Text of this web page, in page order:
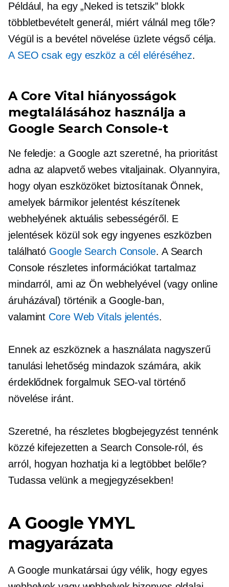
Például, ha egy „Neked is tetszik” blokk
többletbevételt generál, miért válnál meg tőle?
Végül is a bevétel növelése üzlete végső célja.
A SEO csak egy eszköz a cél eléréséhez.
A Core Vital hiányosságok
megtalálásához használja a
Google Search Console-t
Ne feledje: a Google azt szeretné, ha prioritást
adna az alapvető webes vitaljainak. Olyannyira,
hogy olyan eszközöket biztosítanak Önnek,
amelyek bármikor jelentést készítenek
webhelyének aktuális sebességéről. E
jelentések közül sok egy ingyenes eszközben
található Google Search Console. A Search
Console részletes információkat tartalmaz
mindarról, ami az Ön webhelyével (vagy online
áruházával) történik a Google-ban,
valamint Core Web Vitals jelentés.
Ennek az eszköznek a használata nagyszerű
tanulási lehetőség mindazok számára, akik
érdeklődnek forgalmuk SEO-val történő
növelése iránt.
Szeretné, ha részletes blogbejegyzést tennénk
közzé kifejezetten a Search Console-ról, és
arról, hogyan hozhatja ki a legtöbbet belőle?
Tudassa velünk a megjegyzésekben!
A Google YMYL
magyarázata
A Google munkatársai úgy vélik, hogy egyes